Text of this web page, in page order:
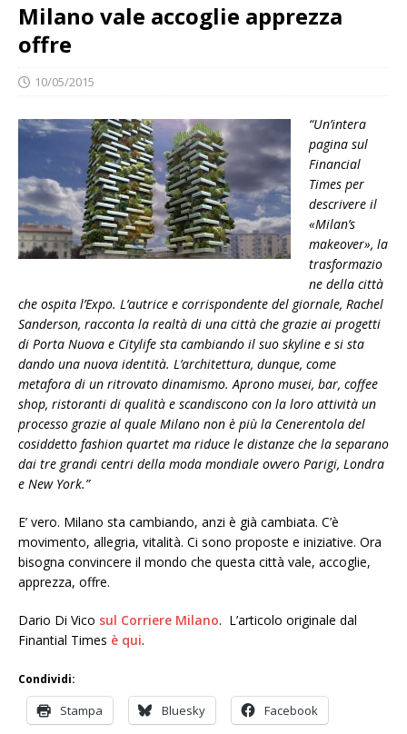
Milano vale accoglie apprezza
offre
10/05/2015
“Un’intera
pagina sul
Financial
Times per
descrivere il
«Milan’s
makeover», la
trasformazio
ne della città
che ospita l’Expo. L’autrice e corrispondente del giornale, Rachel
Sanderson, racconta la realtà di una città che grazie ai progetti
di Porta Nuova e Citylife sta cambiando il suo skyline e si sta
dando una nuova identità. L’architettura, dunque, come
metafora di un ritrovato dinamismo. Aprono musei, bar, coffee
shop, ristoranti di qualità e scandiscono con la loro attività un
processo grazie al quale Milano non è più la Cenerentola del
cosiddetto fashion quartet ma riduce le distanze che la separano
dai tre grandi centri della moda mondiale ovvero Parigi, Londra
e New York.”
E’ vero. Milano sta cambiando, anzi è già cambiata. C’è
movimento, allegria, vitalità. Ci sono proposte e iniziative. Ora
bisogna convincere il mondo che questa città vale, accoglie,
apprezza, offre.
Dario Di Vico sul Corriere Milano. L’articolo originale dal
Finantial Times è qui.
Condividi:
Stampa Bluesky Facebook